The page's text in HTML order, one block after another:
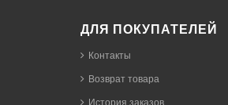
ДЛЯ ПОКУПАТЕЛЕЙ
Контакты
Возврат товара
История заказов